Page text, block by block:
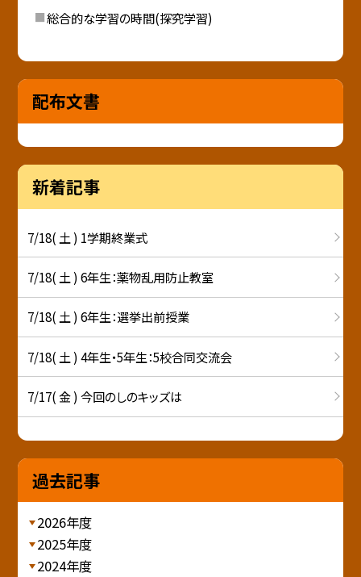
総合的な学習の時間(探究学習)
配布文書
新着記事
7/18( 土 ) 1学期終業式
7/18( 土 ) 6年生：薬物乱用防止教室
7/18( 土 ) 6年生：選挙出前授業
7/18( 土 ) 4年生・5年生：5校合同交流会
7/17( 金 ) 今回のしのキッズは
過去記事
2026年度
2025年度
2024年度